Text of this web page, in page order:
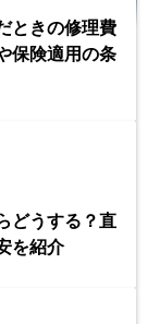
ときの修理費
保険適用の条
どうする？直
を紹介